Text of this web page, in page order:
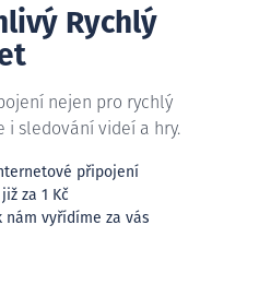
Rychlý
nejen pro rychlý
i sledování videí a hry.
připojení
za 1 Kč
nám vyřídíme za vás